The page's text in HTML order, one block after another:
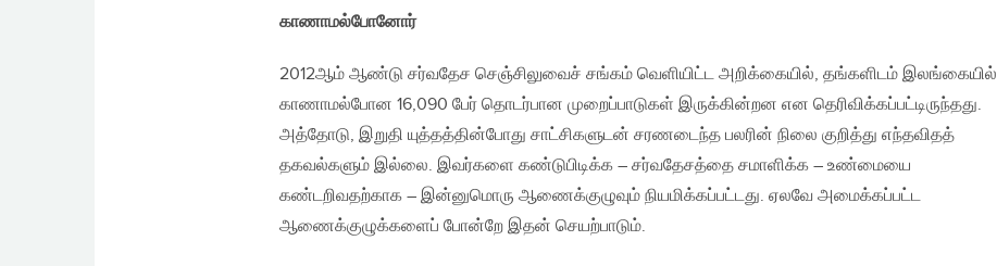
காணாமல்போனோர்
2012ஆம் ஆண்டு சர்வதேச செஞ்சிலுவைச் சங்கம் வெளியிட்ட அறிக்கையில், தங்களிடம் இலங்கையில்
காணாமல்போன 16,090 பேர் தொடர்பான முறைப்பாடுகள் இருக்கின்றன என தெரிவிக்கப்பட்டிருந்தது.
அத்தோடு, இறுதி யுத்தத்தின்போது சாட்சிகளுடன் சரணடைந்த பலரின் நிலை குறித்து எந்தவிதத்
தகவல்களும் இல்லை. இவர்களை கண்டுபிடிக்க – சர்வதேசத்தை சமாளிக்க – உண்மையை
கண்டறிவதற்காக – இன்னுமொரு ஆணைக்குழுவும் நியமிக்கப்பட்டது. ஏலவே அமைக்கப்பட்ட
ஆணைக்குழுக்களைப் போன்றே இதன் செயற்பாடும்.